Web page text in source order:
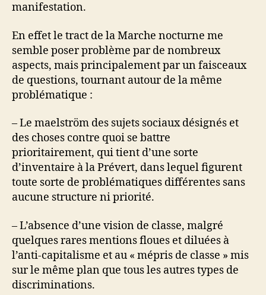
manifestation.
En effet le tract de la Marche nocturne me
semble poser problème par de nombreux
aspects, mais principalement par un faisceaux
de questions, tournant autour de la même
problématique :
– Le maelström des sujets sociaux désignés et
des choses contre quoi se battre
prioritairement, qui tient d’une sorte
d’inventaire à la Prévert, dans lequel figurent
toute sorte de problématiques différentes sans
aucune structure ni priorité.
– L’absence d’une vision de classe, malgré
quelques rares mentions floues et diluées à
l’anti-capitalisme et au « mépris de classe » mis
sur le même plan que tous les autres types de
discriminations.